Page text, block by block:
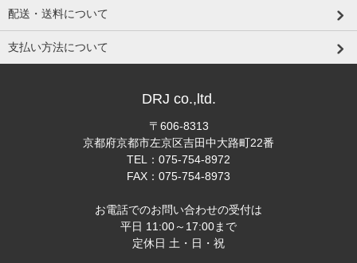
配送・送料について
支払い方法について
DRJ co.,ltd.
〒606-8313
京都府京都市左京区吉田中大路町22番
TEL：075-754-8972
FAX：075-754-8973
お電話でのお問い合わせの受付は
平日 11:00～17:00まで
定休日 土・日・祝